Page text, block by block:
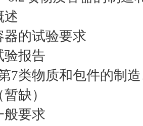
的试验要求
报告
7类物质和包件的制
缺）
要求